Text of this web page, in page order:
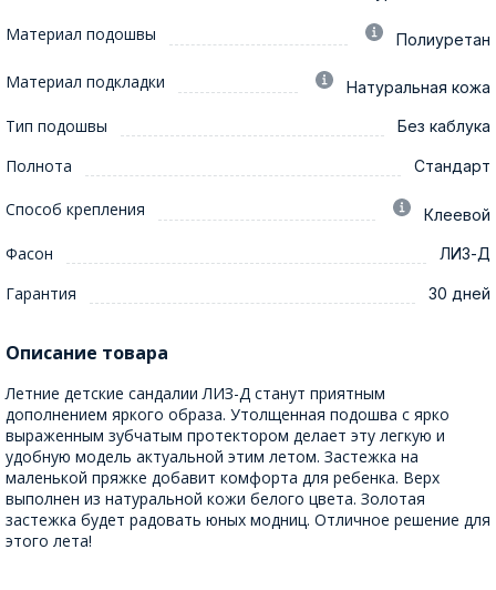
Материал подошвы Полиуретан
Материал подкладки Натуральная кожа
Тип подошвы Без каблука
Полнота Стандарт
Способ крепления Клеевой
Фасон ЛИЗ-Д
Гарантия 30 дней
Описание товара
Летние детские сандалии ЛИЗ-Д станут приятным
дополнением яркого образа. Утолщенная подошва с ярко
выраженным зубчатым протектором делает эту легкую и
удобную модель актуальной этим летом. Застежка на
маленькой пряжке добавит комфорта для ребенка. Верх
выполнен из натуральной кожи белого цвета. Золотая
застежка будет радовать юных модниц. Отличное решение для
этого лета!